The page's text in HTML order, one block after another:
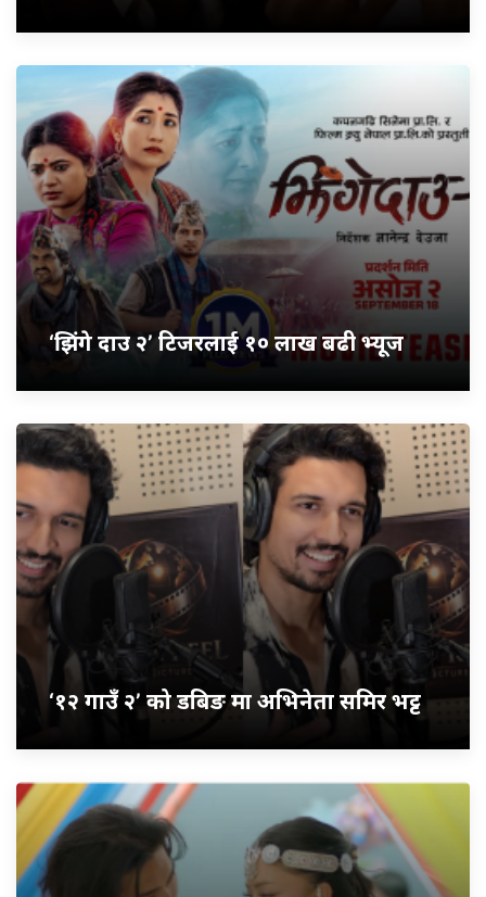
‘झिंगे दाउ २’ टिजरलाई १० लाख बढी भ्यूज
‘१२ गाउँ २’ को डबिङ मा अभिनेता समिर भट्ट